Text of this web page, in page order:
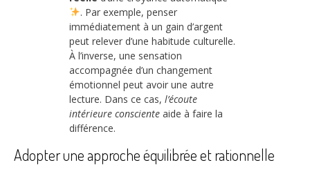
. Par exemple, penser
immédiatement à un gain d’argent
peut relever d’une habitude culturelle.
À l’inverse, une sensation
accompagnée d’un changement
émotionnel peut avoir une autre
lecture. Dans ce cas, l’écoute
intérieure consciente aide à faire la
différence.
Adopter une approche équilibrée et rationnelle